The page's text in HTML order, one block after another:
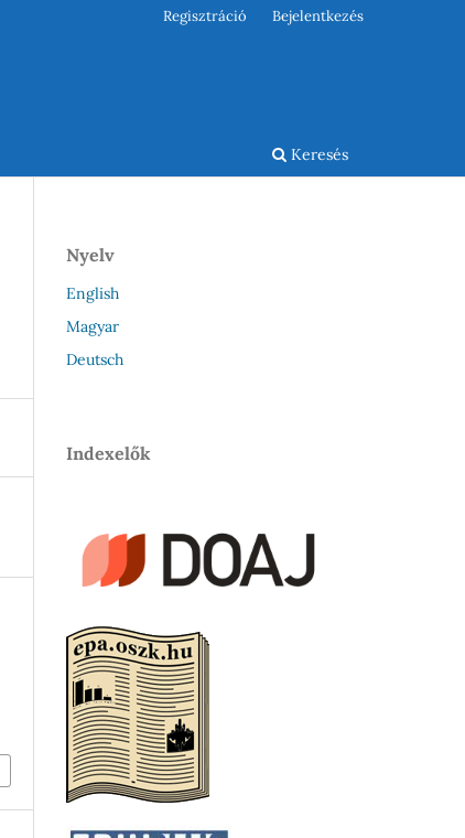
Keresés
Regisztráció Bejelentkezés
Nyelv
English
Magyar
Deutsch
Indexelők